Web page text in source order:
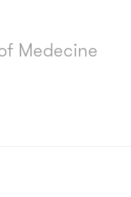
Medecine